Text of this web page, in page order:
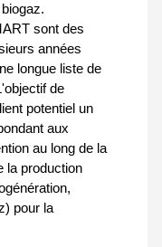
sont des
années
longue liste de
de
potentiel un
aux
au long de la
la production
pour la